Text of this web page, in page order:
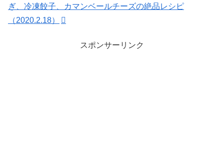
ぎ、冷凍餃子、カマンベールチーズの絶品レシピ
（2020.2.18）
スポンサーリンク